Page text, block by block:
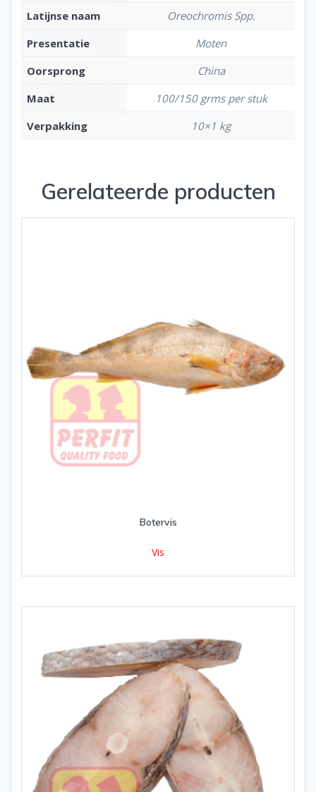
Latijnse naam
Oreochromis Spp.
Presentatie
Moten
Oorsprong
China
Maat
100/150 grms per stuk
Verpakking
10×1 kg
Gerelateerde producten
Botervis
Vis